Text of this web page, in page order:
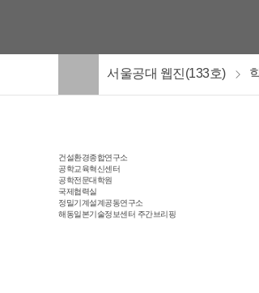
서울공대 웹진(133호)
건설환경종합연구소
공학교육혁신센터
공학전문대학원
국제협력실
정밀기계설계공동연구소
해동일본기술정보센터 주간브리핑